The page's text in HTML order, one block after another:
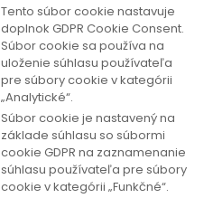
Tento súbor cookie nastavuje
doplnok GDPR Cookie Consent.
Súbor cookie sa používa na
uloženie súhlasu používateľa
pre súbory cookie v kategórii
„Analytické“.
Súbor cookie je nastavený na
základe súhlasu so súbormi
cookie GDPR na zaznamenanie
súhlasu používateľa pre súbory
cookie v kategórii „Funkčné“.